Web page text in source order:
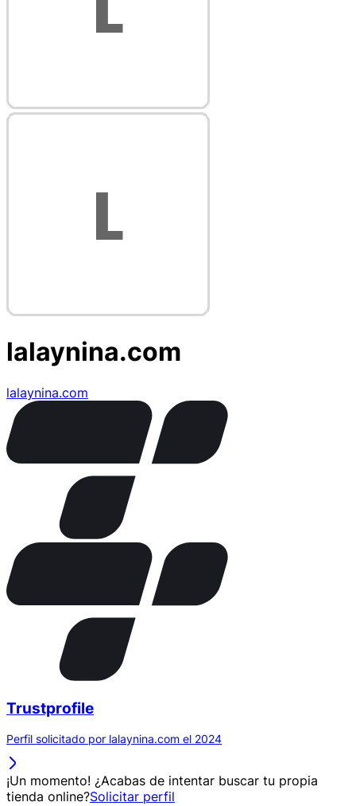
lalaynina.com
lalaynina.com
Trustprofile
Perfil solicitado por lalaynina.com el 2024
¡Un momento! ¿Acabas de intentar buscar tu propia
tienda online?Solicitar perfil